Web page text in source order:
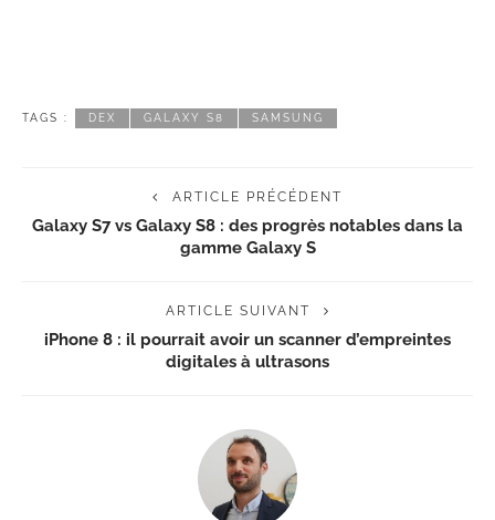
TAGS : DEX GALAXY S8 SAMSUNG
ARTICLE PRÉCÉDENT
Galaxy S7 vs Galaxy S8 : des progrès notables dans la
gamme Galaxy S
ARTICLE SUIVANT
iPhone 8 : il pourrait avoir un scanner d’empreintes
digitales à ultrasons